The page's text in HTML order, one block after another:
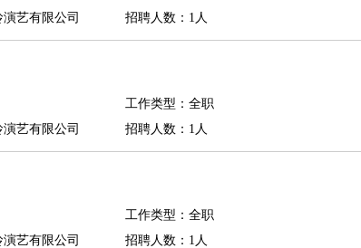
艺有限公司
招聘人数：1人
工作类型：全职
艺有限公司
招聘人数：1人
工作类型：全职
艺有限公司
招聘人数：1人